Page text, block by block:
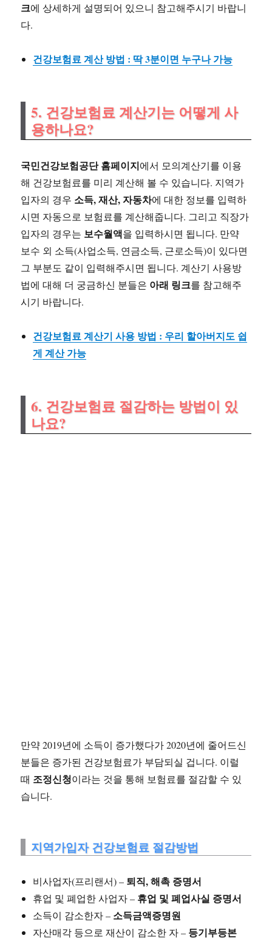
크에 상세하게 설명되어 있으니 참고해주시기 바랍니
다.
건강보험료 계산 방법 : 딱 3분이면 누구나 가능
5. 건강보험료 계산기는 어떻게 사
용하나요?
국민건강보험공단 홈페이지에서 모의계산기를 이용
해 건강보험료를 미리 계산해 볼 수 있습니다. 지역가
입자의 경우 소득, 재산, 자동차에 대한 정보를 입력하
시면 자동으로 보험료를 계산해줍니다. 그리고 직장가
입자의 경우는 보수월액을 입력하시면 됩니다. 만약
보수 외 소득(사업소득, 연금소득, 근로소득)이 있다면
그 부분도 같이 입력해주시면 됩니다. 계산기 사용방
법에 대해 더 궁금하신 분들은 아래 링크를 참고해주
시기 바랍니다.
건강보험료 계산기 사용 방법 : 우리 할아버지도 쉽
게 계산 가능
6. 건강보험료 절감하는 방법이 있
나요?
만약 2019년에 소득이 증가했다가 2020년에 줄어드신
분들은 증가된 건강보험료가 부담되실 겁니다. 이럴
때 조정신청이라는 것을 통해 보험료를 절감할 수 있
습니다.
지역가입자 건강보험료 절감방법
비사업자(프리랜서) – 퇴직, 해촉 증명서
휴업 및 폐업한 사업자 – 휴업 및 폐업사실 증명서
소득이 감소한자 – 소득금액증명원
자산매각 등으로 재산이 감소한 자 – 등기부등본